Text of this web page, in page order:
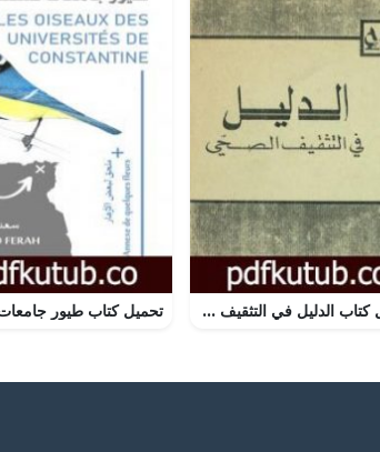
تحميل كتاب الدليل في التثقيف الصحي PDF تأليف المنصف المرزوقي مجانا [كامل]